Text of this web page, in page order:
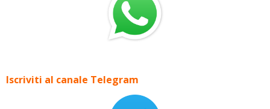
Iscriviti al canale Telegram